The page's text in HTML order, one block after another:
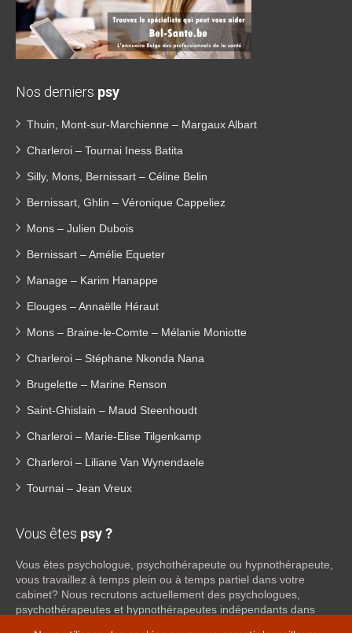
Nos derniers psy
Thuin, Mont-sur-Marchienne – Margaux Albart
Charleroi – Tournai Iness Batita
Silly, Mons, Bernissart – Céline Belin
Bernissart, Ghlin – Véronique Cappeliez
Mons – Julien Dubois
Bernissart – Amélie Equeter
Manage – Karim Hanappe
Elouges – Annaëlle Héraut
Mons – Braine-le-Comte – Mélanie Moniotte
Charleroi – Stéphane Nkonda Nana
Brugelette – Marine Renson
Saint-Ghislain – Maud Steenhoudt
Charleroi – Marie-Elise Tilgenkamp
Charleroi – Liliane Van Wynendaele
Tournai – Jean Vreux
Vous êtes psy ?
Vous êtes psychologue, psychothérapeute ou hypnothérapeute,
vous travaillez à temps plein ou à temps partiel dans votre
cabinet? Nous recrutons actuellement des psychologues,
psychothérapeutes et hypnothérapeutes indépendants dans